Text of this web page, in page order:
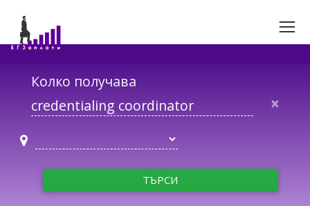
Колко получава
×
ТЪРСИ